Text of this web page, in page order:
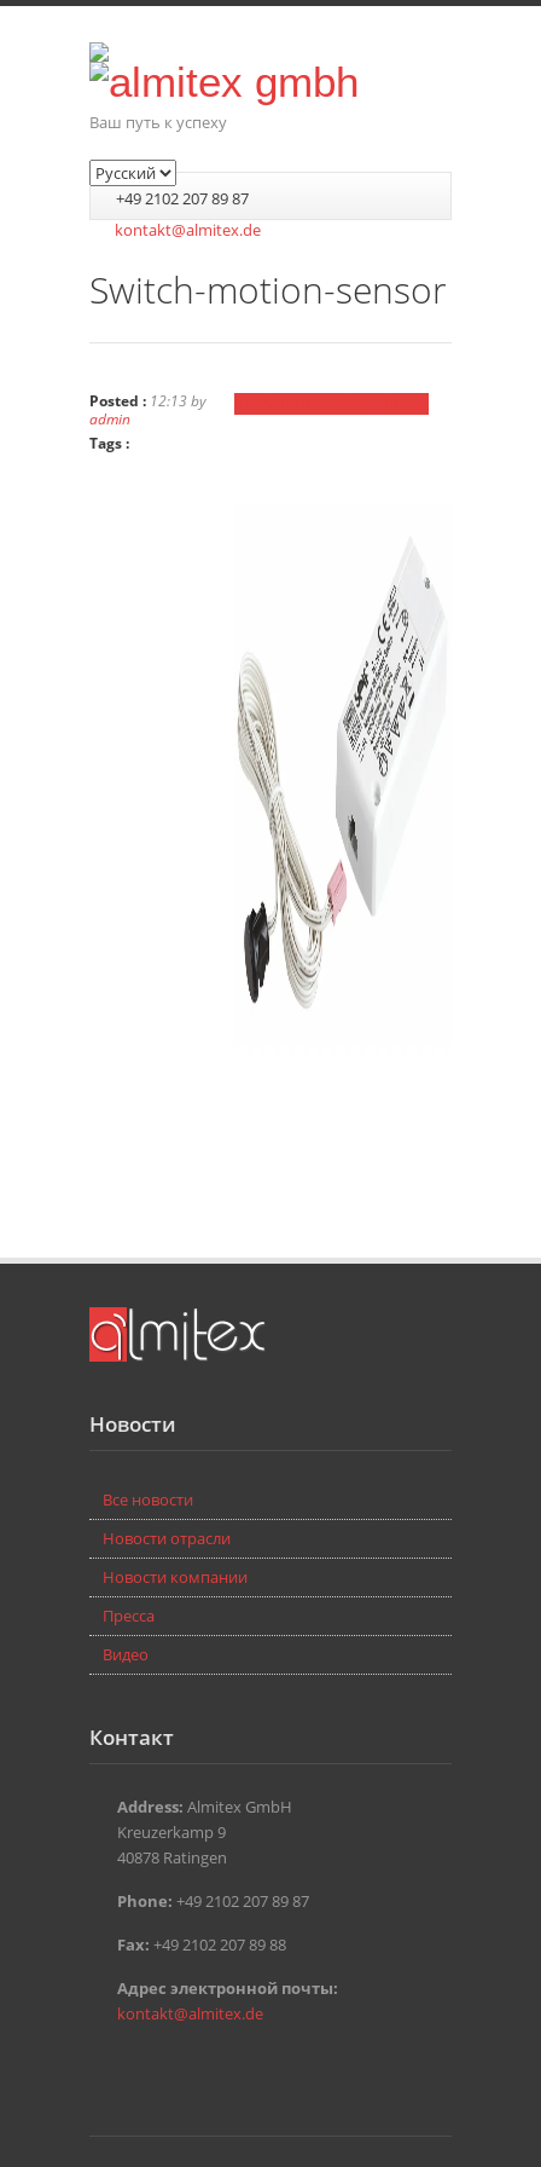
Ваш путь к успеху
+49 2102 207 89 87
kontakt@almitex.de
Switch-motion-sensor
Posted : 12:13 by
admin
Tags :
Новости
Bce новости
Новости отрасли
Новости компании
Пресса
Видео
Контакт
Address: Almitex GmbH
Kreuzerkamp 9
40878 Ratingen
Phone: +49 2102 207 89 87
Fax: +49 2102 207 89 88
Aдрес электронной почты:
kontakt@almitex.de